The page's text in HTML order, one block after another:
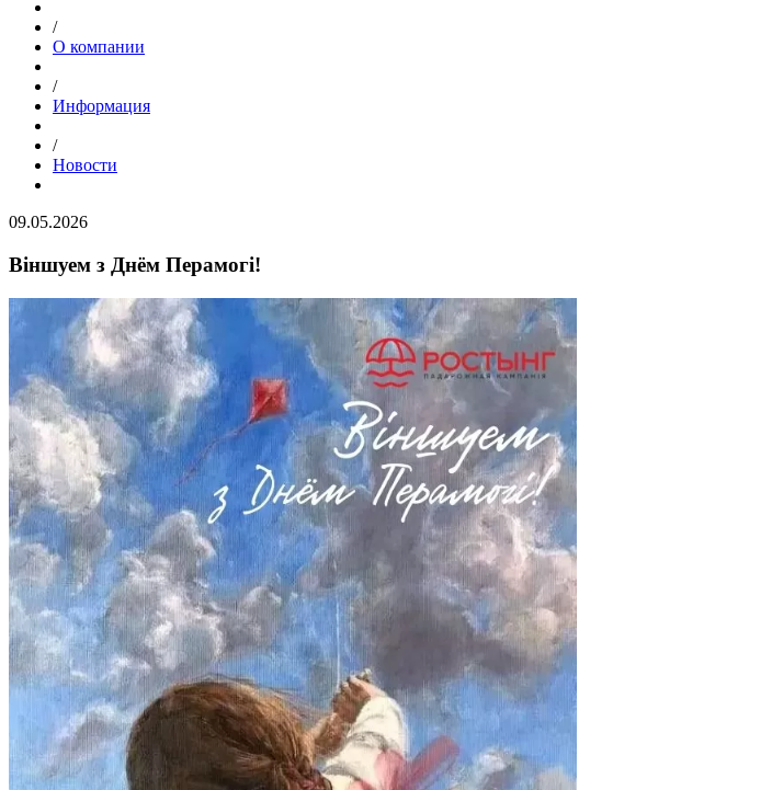
/
О компании
/
Информация
/
Новости
09.05.2026
Віншуем з Днём Перамогі!